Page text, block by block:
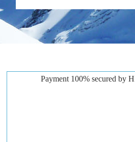
Payment 100% secured by